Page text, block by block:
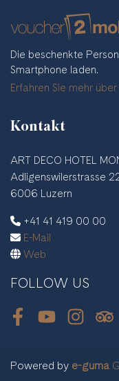
Die beschenkte
Smartphone laden.
Erfahren Sie mehr
Kontakt
ART DECO HOTEL
Adligenswilerstrasse
6006 Luzern
+41 41 419 00 00
E-Mail
Web
FOLLOW US
FacebookYoutubeInstagram
Powered by e-guma